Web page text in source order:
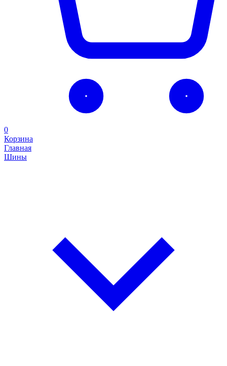
0
Корзина
Главная
Шины